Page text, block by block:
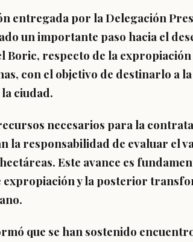
entregada por la Delegación
un importante paso hacia el
Boric, respecto de la
con el objetivo de destinarlo a
ciudad.
necesarios para la
la responsabilidad de evaluar el
Este avance es
y la posterior
que se han sostenido